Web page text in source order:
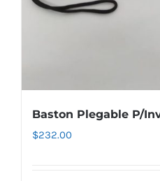
Baston Plegable P/
$232.00